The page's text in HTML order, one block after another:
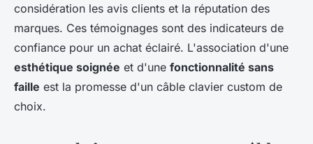
considération les avis clients et la réputation des
marques. Ces témoignages sont des indicateurs de
confiance pour un achat éclairé. L'association d'une
esthétique soignée et d'une fonctionnalité sans
faille est la promesse d'un câble clavier custom de
choix.